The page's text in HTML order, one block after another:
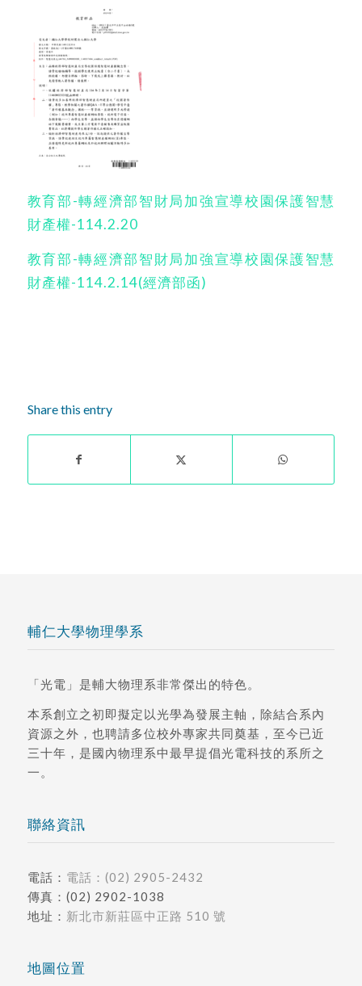
教育部-轉經濟部智財局加強宣導校園保護智慧
財產權-114.2.20
教育部-轉經濟部智財局加強宣導校園保護智慧
財產權-114.2.14(經濟部函)
Share this entry
輔仁大學物理學系
「光電」是輔大物理系非常傑出的特色。
本系創立之初即擬定以光學為發展主軸，除結合系內
資源之外，也聘請多位校外專家共同奠基，至今已近
三十年，是國內物理系中最早提倡光電科技的系所之
一。
聯絡資訊
電話： 電話：(02) 2905-2432
傳真：(02) 2902-1038
地址： 新北市新莊區中正路 510 號
地圖位置